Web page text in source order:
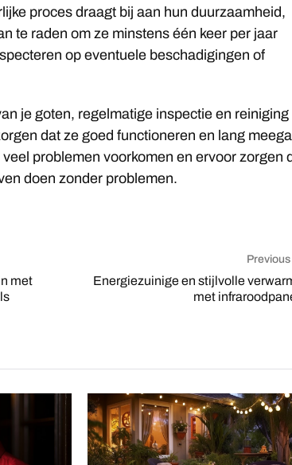
proces draagt bij aan hun duurzaamheid,
te raden om ze minstens één keer per jaar
op eventuele beschadigingen of
je goten, regelmatige inspectie en reiniging
dat ze goed functioneren en lang
problemen voorkomen en ervoor zorgen
doen zonder problemen.
met
Energiezuinige en stijlvolle
met